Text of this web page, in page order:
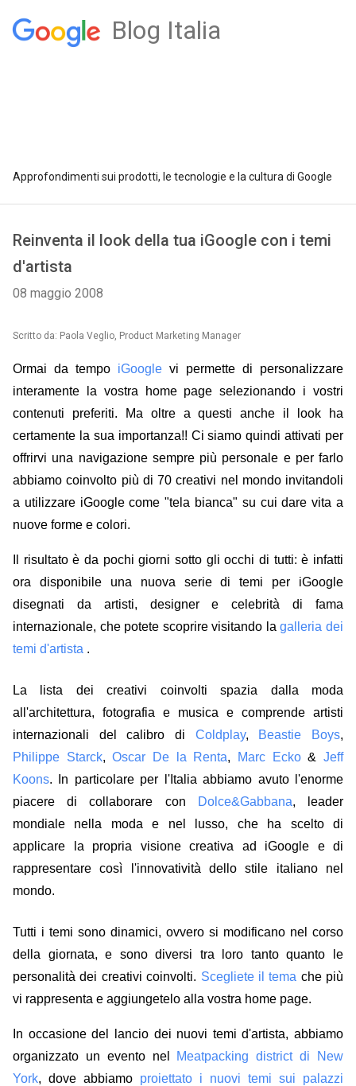
Blog Italia
Approfondimenti sui prodotti, le tecnologie e la cultura di Google
Reinventa il look della tua iGoogle con i temi
d'artista
08 maggio 2008
Scritto da: Paola Veglio, Product Marketing Manager
Ormai da tempo iGoogle vi permette di personalizzare
interamente la vostra home page selezionando i vostri
contenuti preferiti. Ma oltre a questi anche il look ha
certamente la sua importanza!! Ci siamo quindi attivati per
offrirvi una navigazione sempre più personale e per farlo
abbiamo coinvolto più di 70 creativi nel mondo invitandoli
a utilizzare iGoogle come "tela bianca" su cui dare vita a
nuove forme e colori.
Il risultato è da pochi giorni sotto gli occhi di tutti: è infatti
ora disponibile una nuova serie di temi per iGoogle
disegnati da artisti, designer e celebrità di fama
internazionale, che potete scoprire visitando lagalleria dei
temi d'artista .
La lista dei creativi coinvolti spazia dalla moda
all'architettura, fotografia e musica e comprende artisti
internazionali del calibro di Coldplay, Beastie Boys,
Philippe Starck,Oscar De la Renta, Marc Ecko&Jeff
Koons. In particolare per l'Italia abbiamo avuto l'enorme
piacere di collaborare con
Dolce&Gabbana, leader
mondiale nella moda e nel lusso, che ha scelto di
applicare la propria visione creativa ad iGoogle e di
rappresentare così l'innovatività dello stile italiano nel
mondo.
Tutti i temi sono dinamici, ovvero si modificano nel corso
della giornata, e sono diversi tra loro tanto quanto le
personalità dei creativi coinvolti. Scegliete il tema che più
vi rappresenta e aggiungetelo alla vostra home page.
In occasione del lancio dei nuovi temi d'artista, abbiamo
organizzato un evento nel Meatpacking district di New
York, dove abbiamo proiettato i nuovi temi sui palazzi